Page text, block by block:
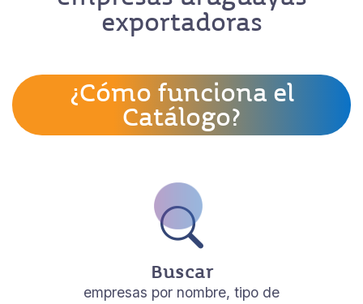
exportadoras
¿Cómo funciona el
Catálogo?
Buscar
empresas por nombre, tipo de